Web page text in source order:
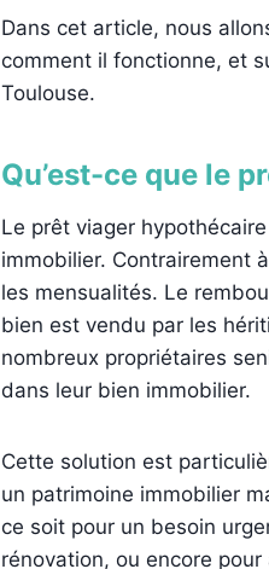
Dans cet article, nous
comment il fonctionne, et
Toulouse.
Qu’est-ce que le
Le prêt viager
immobilier. Contrairement
les mensualités. Le
bien est vendu par les
nombreux propriétaires
dans leur bien immobilier.
Cette solution est
un patrimoine immobilier
ce soit pour un besoin
rénovation, ou encore